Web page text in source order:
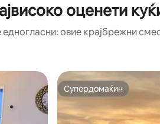
оценети
едногласни: овие крајбрежни
Супердомаќин
Супердомаќин